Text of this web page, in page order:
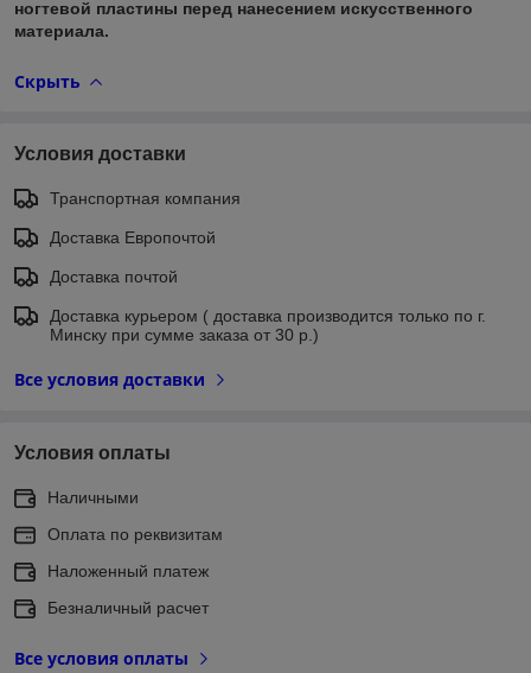
ногтевой пластины перед нанесением искусственного
материала.
Скрыть
Условия доставки
Транспортная компания
Доставка Европочтой
Доставка почтой
Доставка курьером ( доставка производится только по г.
Минску при сумме заказа от 30 р.)
Все условия доставки
Условия оплаты
Наличными
Оплата по реквизитам
Наложенный платеж
Безналичный расчет
Все условия оплаты